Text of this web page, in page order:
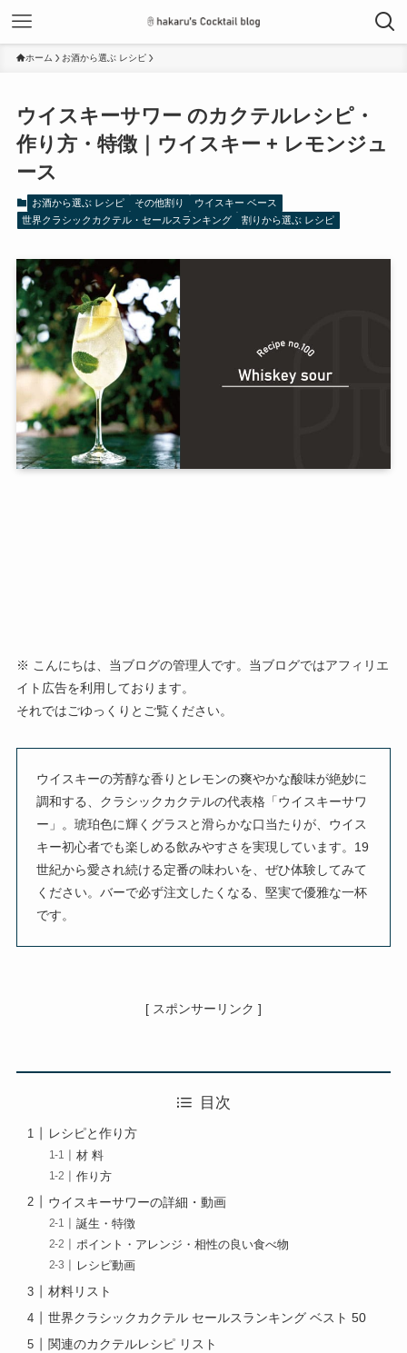
ホーム お酒から選ぶ レシピ
ウイスキーサワー のカクテルレシピ・
作り方・特徴｜ウイスキー + レモンジュ
ース
お酒から選ぶ レシピ その他割り
ウイスキー ベース
世界クラシックカクテル・セールスランキング
割りから選ぶ レシピ
※ こんにちは、当ブログの管理人です。当ブログではアフィリエ
イト広告を利用しております。
それではごゆっくりとご覧ください。
ウイスキーの芳醇な香りとレモンの爽やかな酸味が絶妙に
調和する、クラシックカクテルの代表格「ウイスキーサワ
ー」。琥珀色に輝くグラスと滑らかな口当たりが、ウイス
キー初心者でも楽しめる飲みやすさを実現しています。19
世紀から愛され続ける定番の味わいを、ぜひ体験してみて
ください。バーで必ず注文したくなる、堅実で優雅な一杯
です。
[ スポンサーリンク ]
目次
レシピと作り方
材 料
作り方
ウイスキーサワーの詳細・動画
誕生・特徴
ポイント・アレンジ・相性の良い食べ物
レシピ動画
材料リスト
世界クラシックカクテル セールスランキング ベスト 50
関連のカクテルレシピ リスト